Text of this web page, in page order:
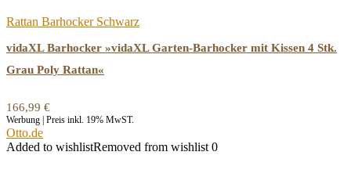
Rattan Barhocker Schwarz
vidaXL Barhocker »vidaXL Garten-Barhocker mit Kissen 4 Stk.
Grau Poly Rattan«
166,99 €
Werbung | Preis inkl. 19% MwST.
Otto.de
Added to wishlistRemoved from wishlist 0